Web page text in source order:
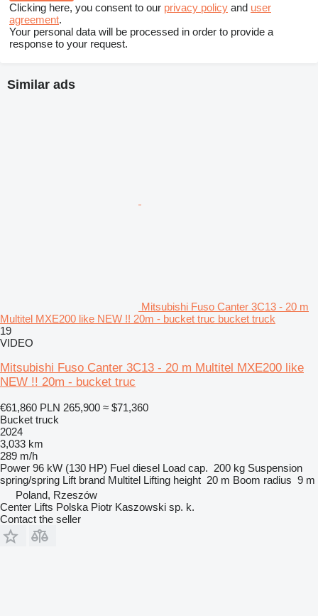
Clicking here, you consent to our privacy policy and user
agreement.
Your personal data will be processed in order to provide a
response to your request.
Similar ads
Mitsubishi Fuso Canter 3C13 - 20 m
Multitel MXE200 like NEW !! 20m - bucket truc bucket truck
19
VIDEO
Mitsubishi Fuso Canter 3C13 - 20 m Multitel MXE200 like
NEW !! 20m - bucket truc
€61,860 PLN 265,900 ≈ $71,360
Bucket truck
2024
3,033 km
289 m/h
Power 96 kW (130 HP) Fuel diesel Load cap. 200 kg Suspension
spring/spring Lift brand Multitel Lifting height 20 m Boom radius 9 m
Poland, Rzeszów
Center Lifts Polska Piotr Kaszowski sp. k.
Contact the seller